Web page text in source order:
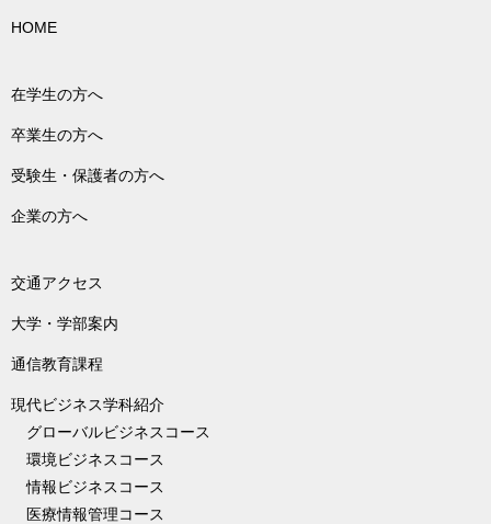
HOME
在学生の方へ
卒業生の方へ
受験生・保護者の方へ
企業の方へ
交通アクセス
大学・学部案内
通信教育課程
現代ビジネス学科紹介
グローバルビジネスコース
環境ビジネスコース
情報ビジネスコース
医療情報管理コース